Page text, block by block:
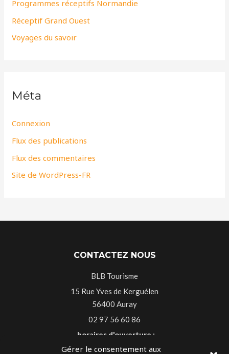
Gérer le consentement aux
Programmes réceptifs Normandie
Réceptif Grand Ouest
Voyages du savoir
Méta
Connexion
Flux des publications
Flux des commentaires
Site de WordPress-FR
CONTACTEZ NOUS
BLB Tourisme
15 Rue Yves de Kerguélen
56400 Auray
02 97 56 60 86
horaires d'ouverture :
Du lundi au vendredi 9h30-13h00 14h-18h30